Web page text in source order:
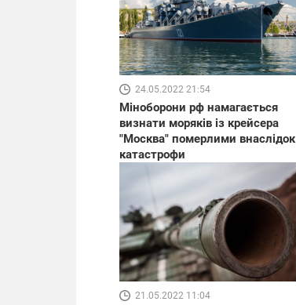
24.05.2022 21:54
Міноборони рф намагається
визнати моряків із крейсера
"Москва" померлими внаслідок
катастрофи
21.05.2022 11:04